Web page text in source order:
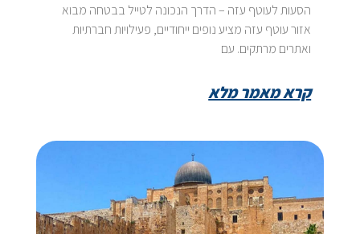
הסעות לעוטף עזה – הדרך הנכונה לטייל בבטחה מבוא
אזור עוטף עזה מציע נופים ייחודיים, פעילויות חברתיות
ואתרים מרתקים. עם
קרא מאמר מלא